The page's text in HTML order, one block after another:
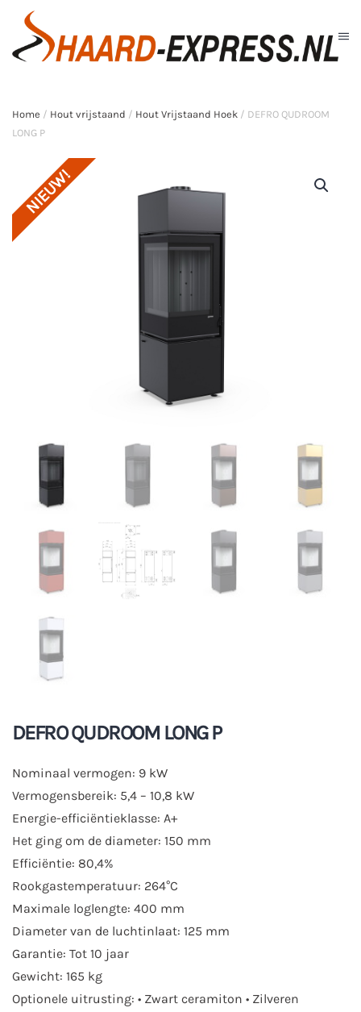
Skip to main content
Home / Hout vrijstaand / Hout Vrijstaand Hoek / DEFRO QUDROOM
LONG P
NIEUW!
DEFRO QUDROOM LONG P
Nominaal vermogen: 9 kW
Vermogensbereik: 5,4 – 10,8 kW
Energie-efficiëntieklasse: A+
Het ging om de diameter: 150 mm
Efficiëntie: 80,4%
Rookgastemperatuur: 264°C
Maximale loglengte: 400 mm
Diameter van de luchtinlaat: 125 mm
Garantie: Tot 10 jaar
Gewicht: 165 kg
Optionele uitrusting: • Zwart ceramiton • Zilveren